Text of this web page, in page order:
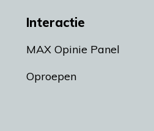
Interactie
MAX Opinie Panel
Oproepen